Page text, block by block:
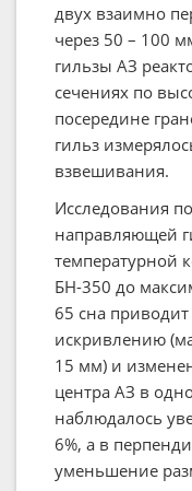
двух взаимно
через 50 – 100
гильзы АЗ
сечениях по
посередине
гильз
взвешивания.
Исследования
направляющей
температурной
БН-350 до
65 сна
искривлению
15 мм) и
центра АЗ в
наблюдалось
6%, а в
уменьшение